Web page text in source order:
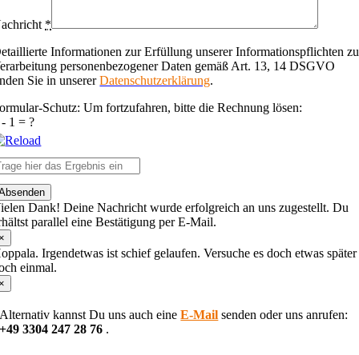
*
Informationen zur Erfüllung unserer Informationspflichten
personenbezogener Daten gemäß Art. 13, 14 DSGVO
Sie in unsererDatenschutzerklärung.
Schutz: Um fortzufahren, bitte die Rechnung lösen:
1 = ?
Dank! Deine Nachricht wurde erfolgreich an uns zugestellt. Du
parallel eine Bestätigung per E-Mail.
Irgendetwas ist schief gelaufen. Versuche es doch etwas später
einmal.
Alternativ kannst Du uns auch eineE-Mail senden oder uns anrufen:
+49 3304 247 28 76 .